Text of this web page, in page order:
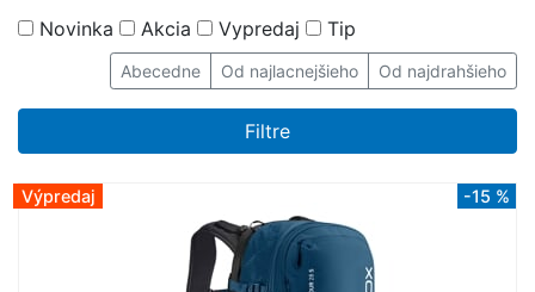
Novinka
Akcia Vypredaj Tip
Abecedne Od najlacnejšieho Od najdrahšieho
Filtre
Výpredaj -15 %